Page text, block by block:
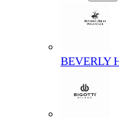
BEVERLY